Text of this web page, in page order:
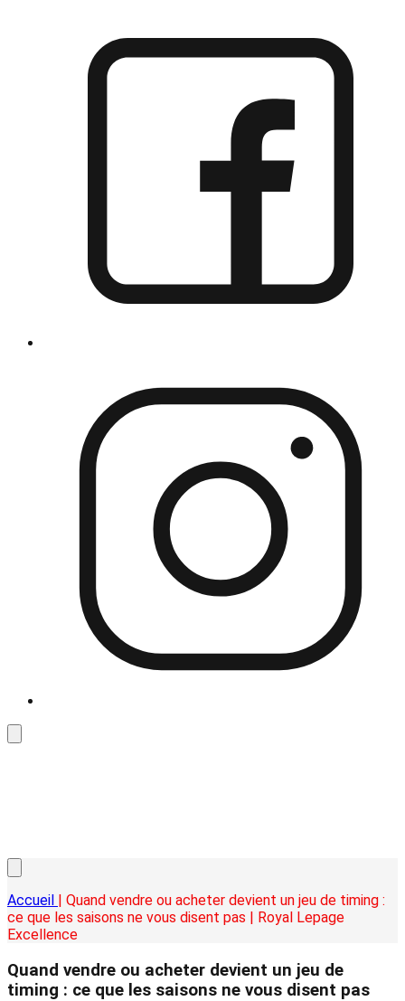
Accueil | Quand vendre ou acheter devient un jeu de timing :
ce que les saisons ne vous disent pas | Royal Lepage
Excellence
Quand vendre ou acheter devient un jeu de
timing : ce que les saisons ne vous disent pas